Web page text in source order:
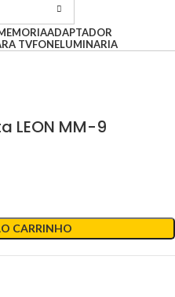
ADAPTADOR
TVFONELUMINARIA
LEON MM-9
CARRINHO